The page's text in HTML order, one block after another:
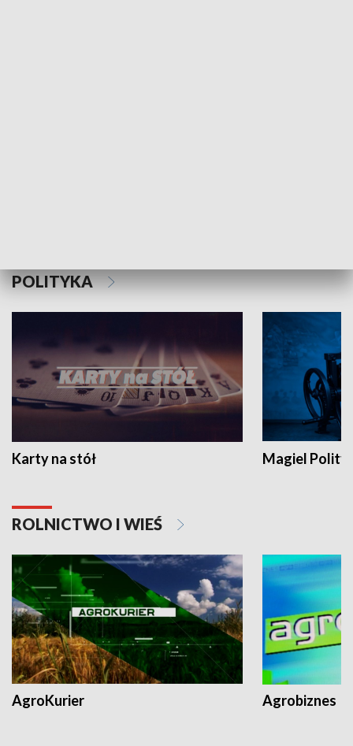
POLITYKA
Karty na stół Magiel
ROLNICTWO I WIEŚ
AgroKurier Agrobiznes